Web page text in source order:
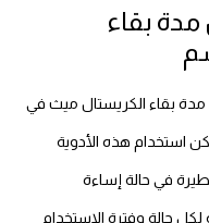
بقاء
مدة بقاء الكريستال ميث في
استخدام هذه الأدوية
في حالة إساءة
حالة وفترة الاستخدام